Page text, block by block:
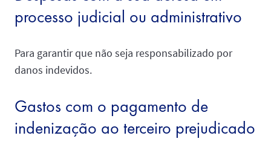
processo judicial ou administrativo
Para garantir que não seja responsabilizado por
danos indevidos.
Gastos com o pagamento de
indenização ao terceiro prejudicado